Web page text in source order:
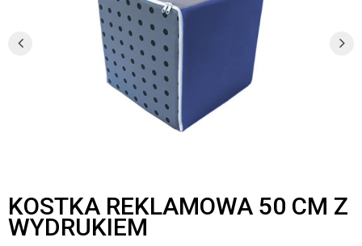
KOSTKA REKLAMOWA 50 CM Z
WYDRUKIEM